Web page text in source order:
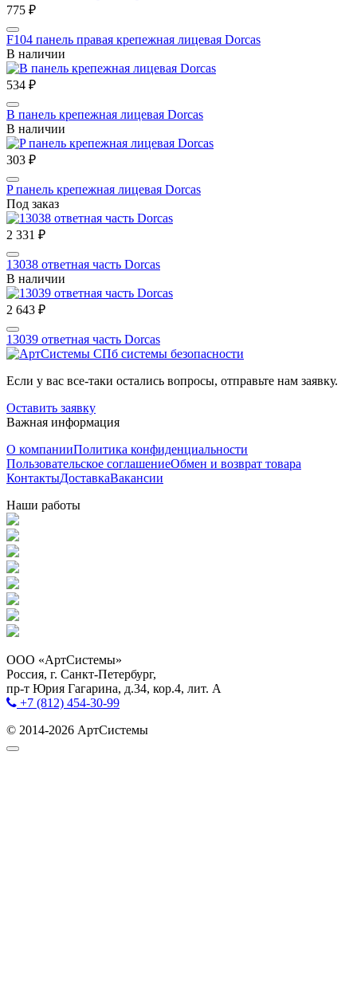
775 ₽
F104 панель правая крепежная лицевая Dorcas
В наличии
534 ₽
B панель крепежная лицевая Dorcas
В наличии
303 ₽
P панель крепежная лицевая Dorcas
Под заказ
2 331 ₽
13038 ответная часть Dorcas
В наличии
2 643 ₽
13039 ответная часть Dorcas
Если у вас все-таки остались вопросы, отправьте нам заявку.
Оставить заявку
Важная информация
О компанииПолитика конфиденциальности
Пользовательское соглашениеОбмен и возврат товара
КонтактыДоставкаВакансии
Наши работы
ООО «АртСистемы»
Россия, г. Санкт-Петербург,
пр-т Юрия Гагарина, д.34, кор.4, лит. А
+7 (812) 454-30-99
© 2014-2026 АртСистемы